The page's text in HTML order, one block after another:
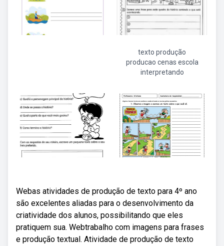
texto produção
producao cenas escola
interpretando
Webas atividades de produção de texto para 4º ano
são excelentes aliadas para o desenvolvimento da
criatividade dos alunos, possibilitando que eles
pratiquem sua. Webtrabalho com imagens para frases
e produção textual. Atividade de produção de texto